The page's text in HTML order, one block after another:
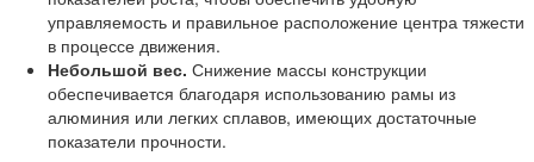
управляемость и правильное расположение центра тяжести
в процессе движения.
Небольшой вес. Снижение массы конструкции
обеспечивается благодаря использованию рамы из
алюминия или легких сплавов, имеющих достаточные
показатели прочности.